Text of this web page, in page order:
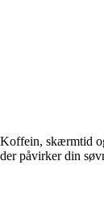
Koffein, skærmtid
der påvirker din